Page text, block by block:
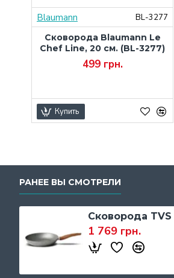
Blaumann
BL-3277
Сковорода Blaumann Le
Chef Line, 20 см. (BL-3277)
499 грн.
Купить
РАНЕЕ ВЫ СМОТРЕЛИ
1 769 грн.